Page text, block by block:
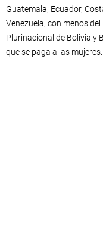
Guatemala, Ecuador,
Venezuela, con menos
Plurinacional de Bolivia y
que se paga a las mujeres.